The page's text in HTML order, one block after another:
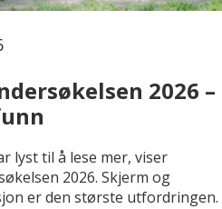
2026 –
lyst til å lese mer, viser
2026. Skjerm og
er den største utfordringen.